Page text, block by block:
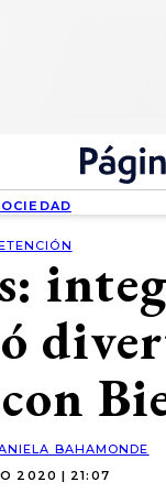
BAHAMONDE
2020 | 21:07